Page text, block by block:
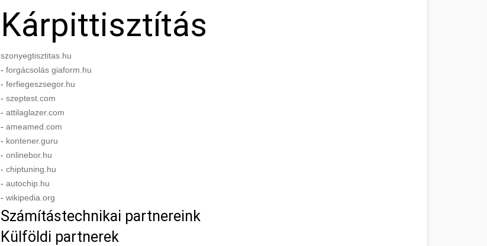
Kárpittisztítás
szonyegtisztitas.hu
- forgácsolás giaform.hu
- ferfiegeszsegor.hu
- szeptest.com
- attilaglazer.com
- ameamed.com
- kontener.guru
- onlinebor.hu
- chiptuning.hu
- autochip.hu
- wikipedia.org
Számítástechnikai partnereink
Külföldi partnerek